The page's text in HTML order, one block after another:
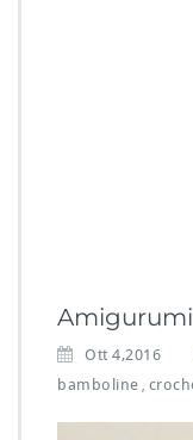
Ott 4,2016
bamboline